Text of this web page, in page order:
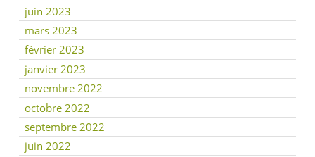
juin 2023
mars 2023
février 2023
janvier 2023
novembre 2022
octobre 2022
septembre 2022
juin 2022